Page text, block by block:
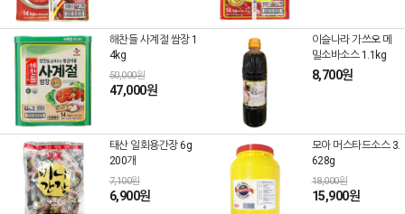
해찬들 사계절 쌈장 1
4kg
50,000원
47,000원
이슬나라 가쓰오 메
밀소바소스 1.1kg
8,700원
태산 일회용간장 6g
200개
7,100원
6,900원
모아 머스타드소스 3.
628g
18,000원
15,900원